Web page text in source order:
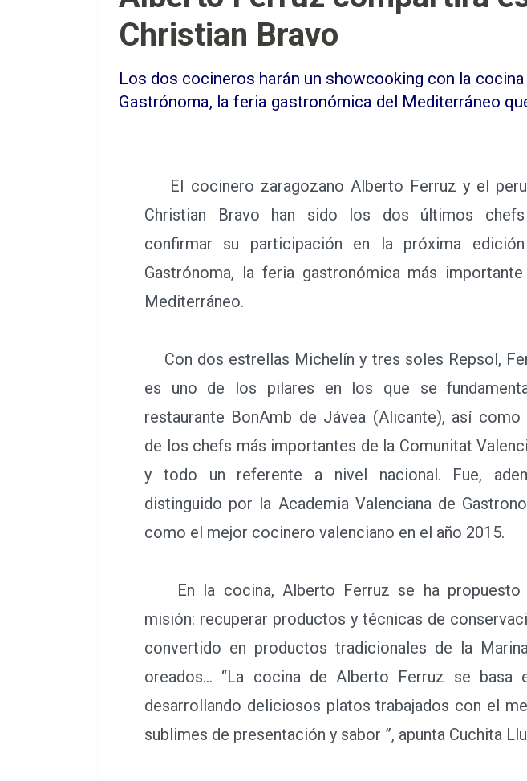
Christian Bravo
Los dos cocineros harán un showcooking con la
Gastrónoma, la feria gastronómica del Mediterráneo
El cocinero zaragozano Alberto Ferruz y el
Christian Bravo han sido los dos últimos
confirmar su participación en la próxima
Gastrónoma, la feria gastronómica más
Mediterráneo.
Con dos estrellas Michelín y tres soles Repsol,
es uno de los pilares en los que se
restaurante BonAmb de Jávea (Alicante), así como
de los chefs más importantes de la Comunitat
y todo un referente a nivel nacional. Fue,
distinguido por la Academia Valenciana de
como el mejor cocinero valenciano en el año 2015.
En la cocina, Alberto Ferruz se ha propuesto
misión: recuperar productos y técnicas de
convertido en productos tradicionales de la
oreados… “La cocina de Alberto Ferruz se
desarrollando deliciosos platos trabajados con el
sublimes de presentación y sabor ”, apunta Cuchita